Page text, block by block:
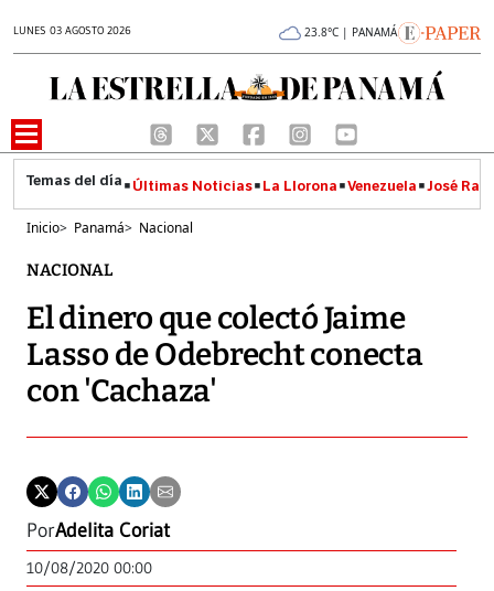
LUNES 03 AGOSTO 2026 23.8°C | PANAMÁ
Últimas Noticias La Llorona Venezuela José
Inicio> Panamá> Nacional
NACIONAL
El dinero que colectó Jaime
Lasso de Odebrecht conecta
con 'Cachaza'
PorAdelita Coriat
10/08/2020 00:00